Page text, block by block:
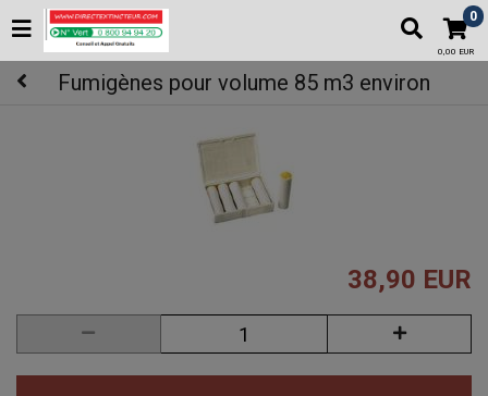
0
0,00 EUR
Fumigènes pour volume 85 m3 environ
38,90 EUR